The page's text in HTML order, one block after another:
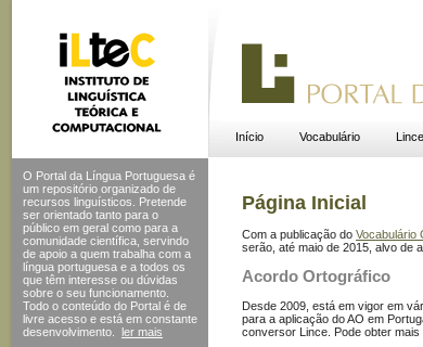
Início Vocabulário Lince
O Portal da Língua Portuguesa é
um repositório organizado de
recursos linguísticos. Pretende
ser orientado tanto para o
público em geral como para a
comunidade científica, servindo
de apoio a quem trabalha com a
língua portuguesa e a todos os
que têm interesse ou dúvidas
sobre o seu funcionamento.
Todo o conteúdo do Portal é de
livre acesso e está em constante
desenvolvimento.
ler mais
Página Inicial
Com a publicação do Vocabulário
serão, até maio de 2015, alvo de
Acordo Ortográfico
Desde 2009, está em vigor em
para a aplicação do AO em
conversor Lince. Pode obter